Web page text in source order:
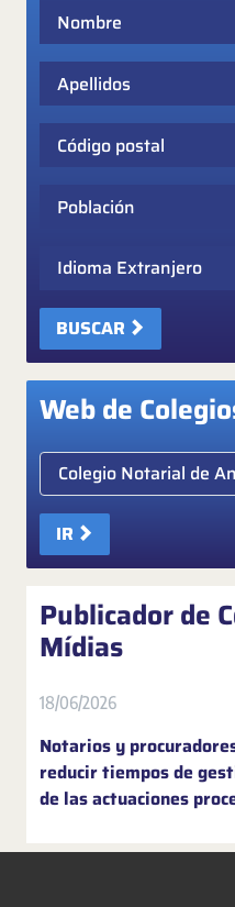
Idioma Extranjero
BUSCAR
Web de
Elige colegio notarial
IR
Publicador de
Mídias
18/06/2026
Notarios y
reducir tiempos de
de las actuaciones